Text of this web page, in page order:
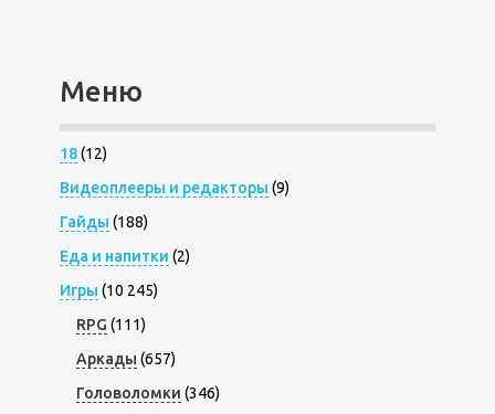
Меню
18(12)
Видеоплееры и редакторы (9)
Гайды (188)
Еда и напитки (2)
Игры (10 245)
RPG (111)
Аркады (657)
Головоломки (346)